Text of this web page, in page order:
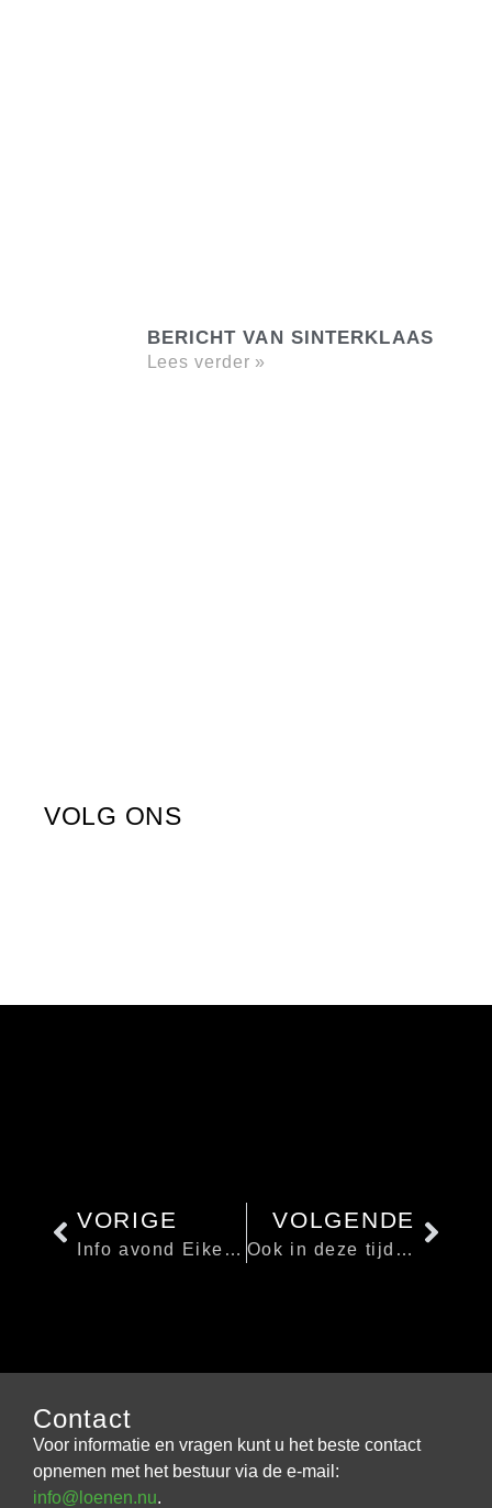
BERICHT VAN SINTERKLAAS
Lees verder »
VOLG ONS
VORIGE
Info avond Eikenboom 10 februari om 19.30 in de brink
VOLGENDE
Ook in deze tijd willen wij u oproepen om de Loenen te laten stralen.
Contact
Voor informatie en vragen kunt u het beste contact
opnemen met het bestuur via de e-mail:
info@loenen.nu.